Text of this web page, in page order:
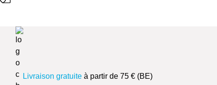
Livraison gratuite à partir de 75 € (BE)